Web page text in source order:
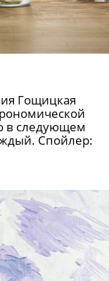
Гощицкая
в следующем
Спойлер: